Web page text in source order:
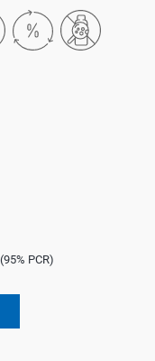
PCR)